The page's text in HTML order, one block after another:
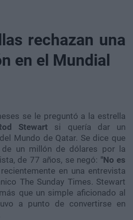
rechazan una
en el Mundial
se le preguntó a la estrella
Stewart si quería dar un
Mundo de Qatar. Se dice que
un millón de dólares por la
de 77 años, se negó: "No es
en una entrevista
The Sunday Times. Stewart
que un simple aficionado al
a punto de convertirse en